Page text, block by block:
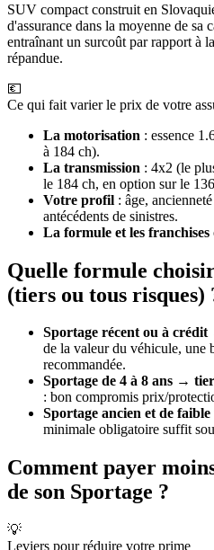
SUV compact construit en
d'assurance dans la moyenne de sa
entraînant un surcoût par rapport à
répandue.
💶
Ce qui fait varier le prix de votre
La motorisation : essence
à 184 ch).
La transmission : 4x2 (le
le 184 ch, en option sur le
Votre profil : âge,
antécédents de sinistres.
La formule et les franchises
Quelle formule
(tiers ou tous risques)
Sportage récent ou à crédit
de la valeur du véhicule, une
recommandée.
Sportage de 4 à 8 ans →
: bon compromis prix/
Sportage ancien et de
minimale obligatoire suffit
Comment payer
de son Sportage ?
💡
Leviers pour réduire votre prime